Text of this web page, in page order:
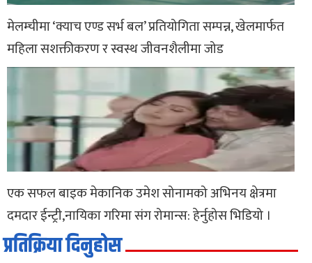
मेलम्चीमा ‘क्याच एण्ड सर्भ बल’ प्रतियोगिता सम्पन्न, खेलमार्फत
महिला सशक्तीकरण र स्वस्थ जीवनशैलीमा जोड
एक सफल बाइक मेकानिक उमेश सोनामको अभिनय क्षेत्रमा
दमदार ईन्ट्री,नायिका गरिमा संग रोमान्स: हेर्नुहोस भिडियो ।
प्रतिक्रिया दिनुहोस